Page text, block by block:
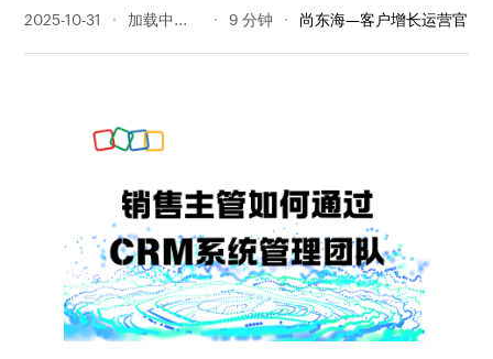
2025-10-31 227 阅读量 9 分钟 尚东海—客户增长运营官